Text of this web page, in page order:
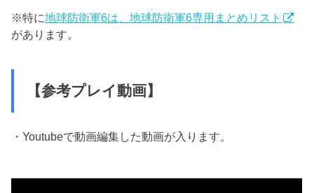
※特に地球防衛軍6は、地球防衛軍6専用まとめリスト
があります。
【参考プレイ動画】
・Youtubeで動画編集した動画が入ります。